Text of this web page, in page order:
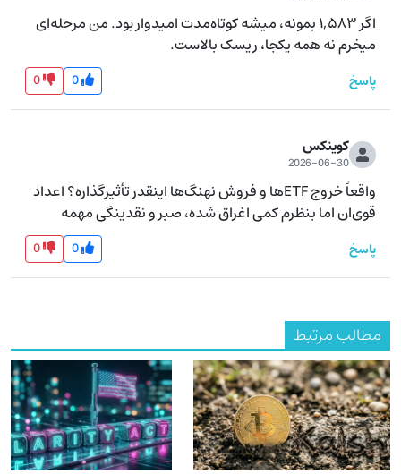
میخرم نه همه یکجا، ریسک بالاست.
پاسخ 0
0
کوینکس
2026-06-30
قوی‌ان اما بنظرم کمی اغراق شده، صبر و نقدینگی مهمه
پاسخ 0
0
مطالب مرتبط